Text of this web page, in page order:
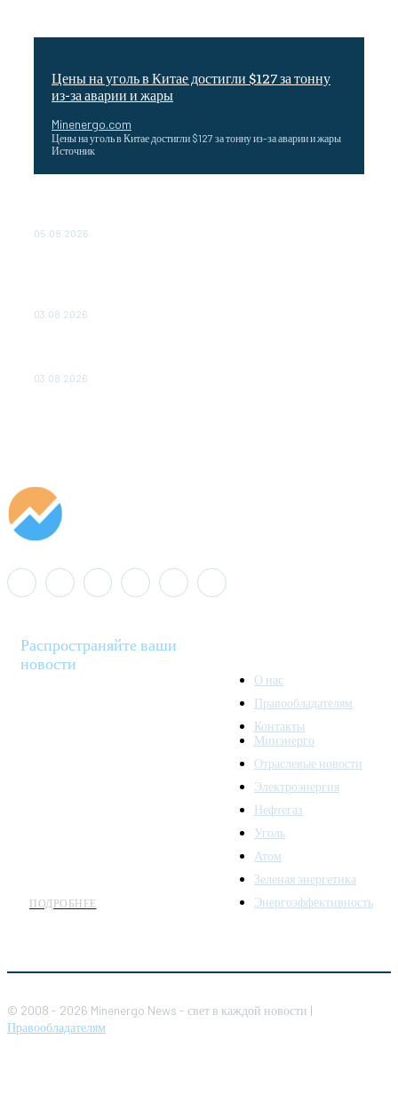
Цены на уголь в Китае достигли $127 за тонну
из-за аварии и жары
Minenergo.com
Цены на уголь в Китае достигли $127 за тонну из-за аварии и жары
Источник
05.08.2026
03.08.2026
03.08.2026
Распространяйте ваши
новости
ПОДРОБНЕЕ
О нас
Правообладателям
Контакты
Минэнерго
Отраслевые новости
Электроэнергия
Нефтегаз
Уголь
Атом
Зеленая энергетика
Энергоэффективность
© 2008 - 2026 Minenergo News - свет в каждой новости |
Правообладателям